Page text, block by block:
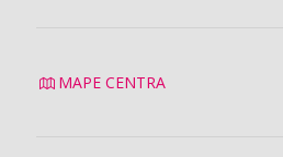
MAPE CENTRA